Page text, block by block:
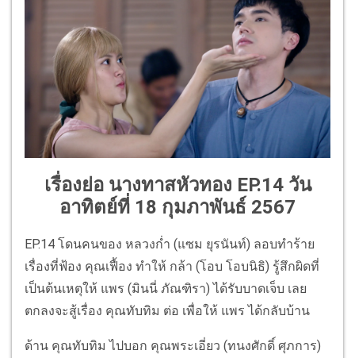
เรื่องย่อ นางทาสหัวทอง EP.14 วัน
อาทิตย์ที่ 18 กุมภาพันธ์ 2567
EP.14 โดนคนของ หลวงก่ำ (แซม ยุรนันท์) ลอบทำร้าย
เรื่องที่ฟ้อง คุณเฟื้อง ทำให้ กล้า (โอบ โอบนิธิ) รู้สึกผิดที่
เป็นต้นเหตุให้ แพร (มินนี่ ภัณฑิรา) ได้รับบาดเจ็บ เลย
ตกลงจะสู้เรื่อง คุณทับทิม ต่อ เพื่อให้ แพร ได้กลับบ้าน
ด้าน คุณทับทิม ไปบอก คุณพระเอี่ยว (ทนงศักดิ์ ศุภการ)